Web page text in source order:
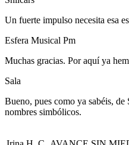
Un fuerte impulso necesita esa
Esfera Musical Pm
Muchas gracias. Por aquí ya
Sala
Bueno, pues como ya sabéis, de
nombres simbólicos.